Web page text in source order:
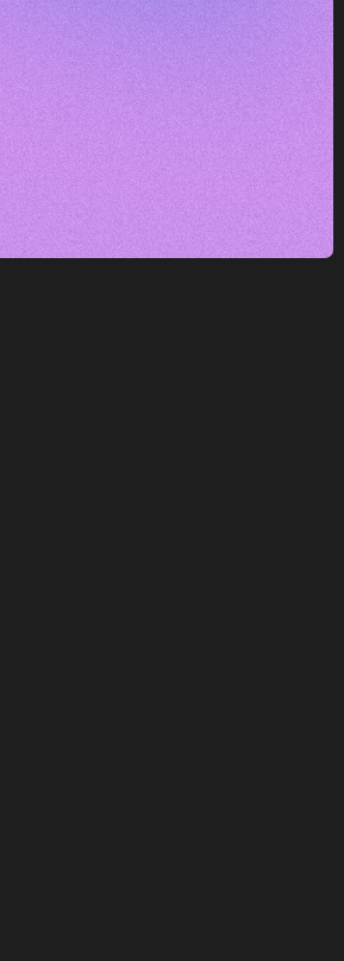
KONZULTACI
KONZULTACI